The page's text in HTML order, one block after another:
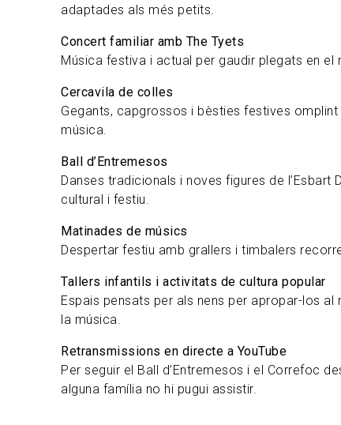
adaptades als més petits.
Concert familiar amb The Tyets
Música festiva i actual per gaudir plegats en el
Cercavila de colles
Gegants, capgrossos i bèsties festives
música.
Ball d’Entremesos
Danses tradicionals i noves figures de l’Esbart
cultural i festiu.
Matinades de músics
Despertar festiu amb grallers i timbalers
Tallers infantils i activitats de cultura popular
Espais pensats per als nens per apropar-los
la música.
Retransmissions en directe a YouTube
Per seguir el Ball d’Entremesos i el Correfoc
alguna família no hi pugui assistir.